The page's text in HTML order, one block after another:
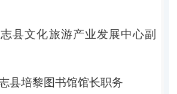
县文化旅游产业发展中心副
县培黎图书馆馆长职务